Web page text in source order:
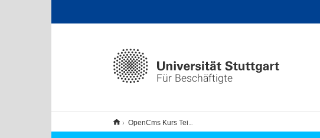
Für Beschäftigte
OpenCms Kurs Teil I.+ II.